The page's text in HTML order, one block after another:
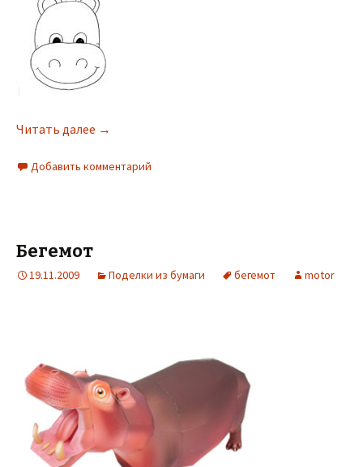
Читать далее →
Добавить комментарий
Бегемот
19.11.2009 Поделки из бумаги бегемот motor